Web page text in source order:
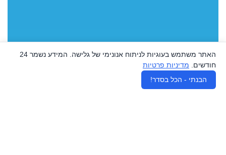
♿
האתר משתמש בעוגיות לניתוח אנונימי של גלישה. המידע נשמר 24
חודשים. מדיניות פרטיות
הבנתי - הכל בסדר!